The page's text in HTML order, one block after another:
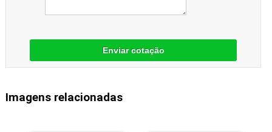
Enviar cotação
Imagens relacionadas